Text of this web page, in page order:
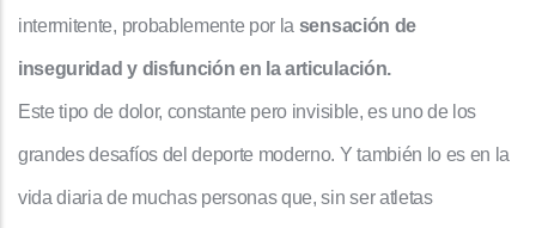
intermitente, probablemente por la sensación de
inseguridad y disfunción en la articulación.
Este tipo de dolor, constante pero invisible, es uno de los
grandes desafíos del deporte moderno. Y también lo es en la
vida diaria de muchas personas que, sin ser atletas